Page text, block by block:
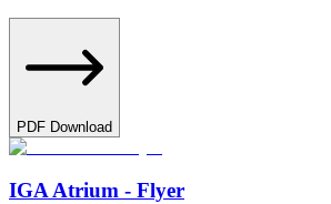
PDF Download
IGA Atrium - Flyer